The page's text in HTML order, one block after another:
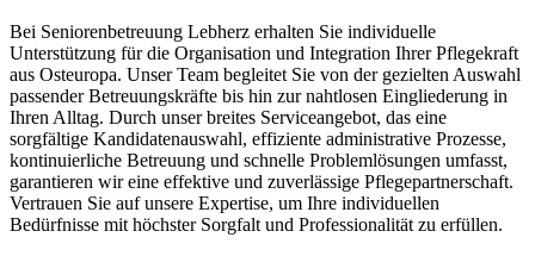
Bei Seniorenbetreuung Lebherz erhalten Sie individuelle
Unterstützung für die Organisation und Integration Ihrer Pflegekraft
aus Osteuropa. Unser Team begleitet Sie von der gezielten Auswahl
passender Betreuungskräfte bis hin zur nahtlosen Eingliederung in
Ihren Alltag. Durch unser breites Serviceangebot, das eine
sorgfältige Kandidatenauswahl, effiziente administrative Prozesse,
kontinuierliche Betreuung und schnelle Problemlösungen umfasst,
garantieren wir eine effektive und zuverlässige Pflegepartnerschaft.
Vertrauen Sie auf unsere Expertise, um Ihre individuellen
Bedürfnisse mit höchster Sorgfalt und Professionalität zu erfüllen.